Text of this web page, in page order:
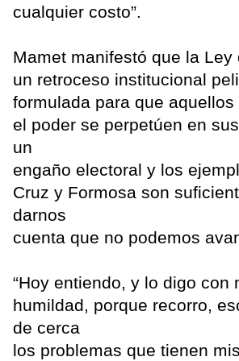
cualquier costo”.
Mamet manifestó que la Ley
un retroceso institucional
formulada para que
el poder se perpetúen en
un
engaño electoral y los
Cruz y Formosa son
darnos
cuenta que no podemos
“Hoy entiendo, y lo digo con
humildad, porque recorro,
de cerca
los problemas que tienen